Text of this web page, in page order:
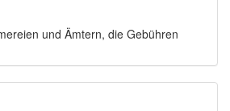
und Ämtern, die Gebühren